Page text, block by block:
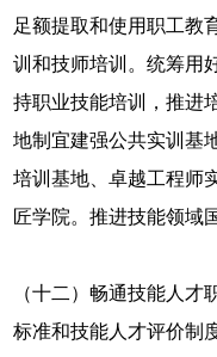
足额提取和使用职工教
训和技师培训。统筹用
持职业技能培训，推进
地制宜建强公共实训基
培训基地、卓越工程师
匠学院。推进技能领域
（十二）畅通技能人
标准和技能人才评价制